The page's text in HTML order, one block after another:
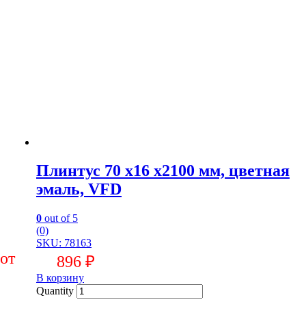
Плинтус 70 х16 х2100 мм, цветная
эмаль, VFD
0 out of 5
(0)
SKU: 78163
896 ₽
В корзину
Quantity